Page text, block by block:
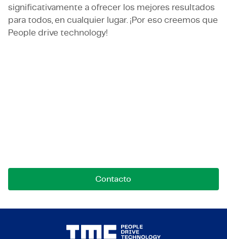
significativamente a ofrecer los mejores resultados
para todos, en cualquier lugar. ¡Por eso creemos que
People drive technology!
Contacto